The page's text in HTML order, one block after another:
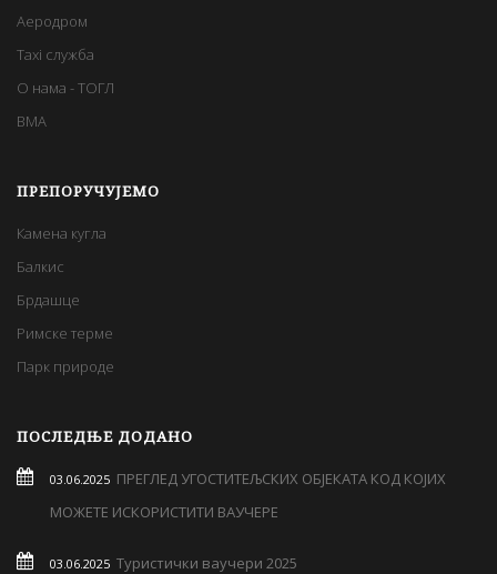
Аеродром
Taxi служба
О нама - ТОГЛ
BMA
ПРЕПОРУЧУЈЕМО
Камена кугла
Балкис
Брдашце
Римске терме
Парк природе
ПОСЛЕДЊЕ ДОДАНО
03.06.2025 ПРЕГЛЕД УГОСТИТЕЉСКИХ ОБЈЕКАТА КОД КОЈИХ
МОЖЕТЕ ИСКОРИСТИТИ ВАУЧЕРЕ
03.06.2025 Туристички ваучери 2025